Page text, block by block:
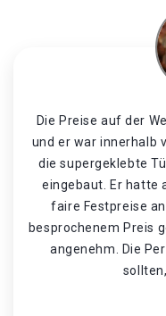
Die Preise auf der
und er war innerhalb
die supergeklebte
eingebaut. Er hatte
faire Festpreise
besprochenem Preis
angenehm. Die